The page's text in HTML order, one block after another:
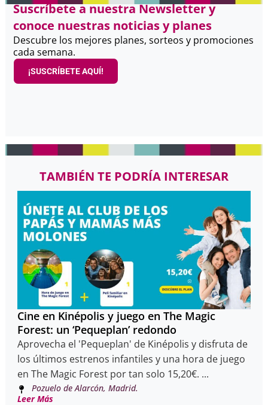
Suscríbete a nuestra Newsletter y
conoce nuestras noticias y planes
Descubre los mejores planes, sorteos y promociones
cada semana.
¡SUSCRÍBETE AQUÍ!
TAMBIÉN TE PODRÍA INTERESAR
Cine en Kinépolis y juego en The Magic
Forest: un ‘Pequeplan’ redondo
Aprovecha el 'Pequeplan' de Kinépolis y disfruta de
los últimos estrenos infantiles y una hora de juego
en The Magic Forest por tan solo 15,20€. ...
Pozuelo de Alarcón, Madrid.
Leer Más